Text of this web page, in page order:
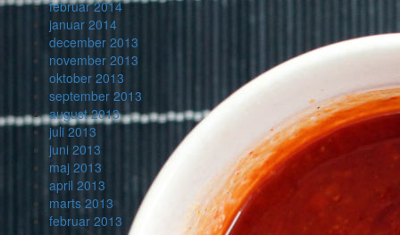
februar 2014
januar 2014
december 2013
november 2013
oktober 2013
september 2013
august 2013
juli 2013
juni 2013
maj 2013
april 2013
marts 2013
februar 2013